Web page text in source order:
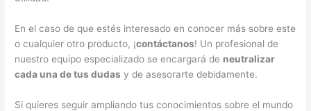
En el caso de que estés interesado en conocer más sobre este
o cualquier otro producto, ¡contáctanos! Un profesional de
nuestro equipo especializado se encargará de neutralizar
cada una de tus dudas y de asesorarte debidamente.
Si quieres seguir ampliando tus conocimientos sobre el mundo